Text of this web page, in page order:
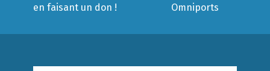
en faisant un don !
Omniports